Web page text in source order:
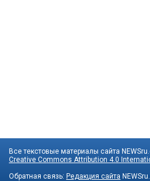
Все текстовые материалы сайта
Creative Commons Attribution 4.0
Обратная связь: Редакция сайта